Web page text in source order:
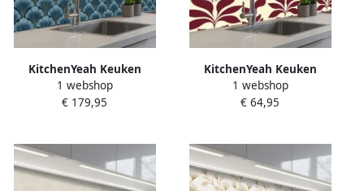
KitchenYeah Keuken
achterwand 500x80 cm
Spatscherm zelfklevend
fornuis
1 webshop
€ 179,95
KitchenYeah Keuken
achterwand 150x60 cm
Spatscherm zelfklevend
Spatwand fornuis
1 webshop
€ 64,95